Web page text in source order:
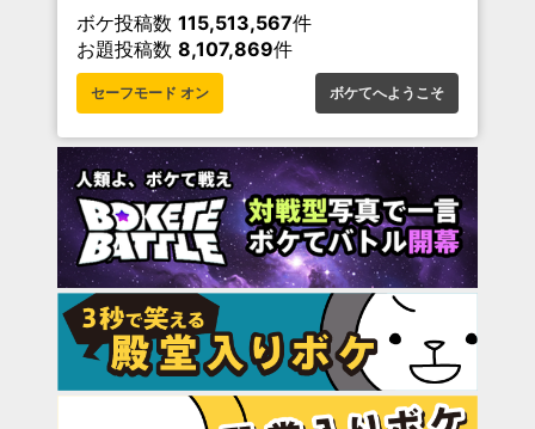
ボケ投稿数 115,513,567件
お題投稿数 8,107,869件
セーフモード オン ボケてへようこそ